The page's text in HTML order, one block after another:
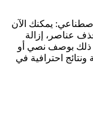
يمكنك الآن
عناصر، إزالة
ذلك بوصف نصي أو
ونتائج احترافية في